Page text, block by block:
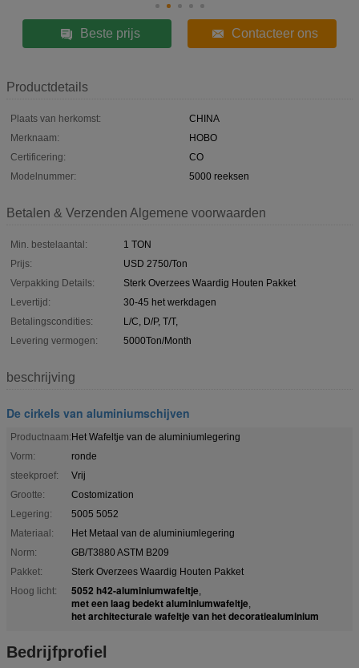
Beste prijs Contacteer ons
Productdetails
Plaats van herkomst:
CHINA
Merknaam:
HOBO
Certificering:
CO
Modelnummer:
5000 reeksen
Betalen & Verzenden Algemene voorwaarden
Min. bestelaantal:
1 TON
Prijs:
USD 2750/Ton
Verpakking Details:
Sterk Overzees Waardig Houten Pakket
Levertijd:
30-45 het werkdagen
Betalingscondities:
L/C, D/P, T/T,
Levering vermogen:
5000Ton/Month
beschrijving
De cirkels van aluminiumschijven
Productnaam:Het Wafeltje van de aluminiumlegering
Vorm:
ronde
steekproef:
Vrij
Grootte:
Costomization
Legering:
5005 5052
Materiaal:
Het Metaal van de aluminiumlegering
Norm:
GB/T3880 ASTM B209
Pakket:
Sterk Overzees Waardig Houten Pakket
Hoog licht:
5052 h42-aluminiumwafeltje,
met een laag bedekt aluminiumwafeltje,
het architecturale wafeltje van het decoratiealuminium
Bedrijfprofiel